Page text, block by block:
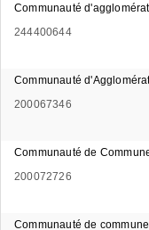
Communauté
244400644
Communauté
200067346
Communauté de
200072726
Communauté de